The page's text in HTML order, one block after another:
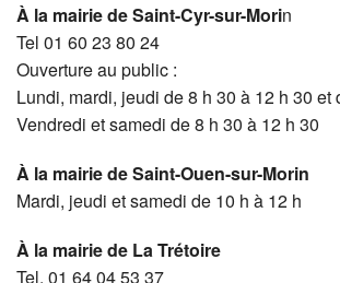
À la mairie de Saint-Cyr-sur-Morin
Tel 01 60 23 80 24
Ouverture au public :
Lundi, mardi, jeudi de 8 h 30 à 12 h 30 et
Vendredi et samedi de 8 h 30 à 12 h 30
À la mairie de Saint-Ouen-sur-Morin
Mardi, jeudi et samedi de 10 h à 12 h
À la mairie de La Trétoire
Tel. 01 64 04 53 37